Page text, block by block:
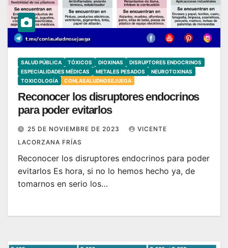
SALUD PÚBLICA TÓXICOS DIOXINAS
DISRUPTORES ENDOCRINOS
ESPECIALIDADES MÉDICAS
METALES PESADOS
NEUROTOXINAS
TOXICOLOGÍA
CONLASALUDNOSEJUEGA
Reconocer los disruptores endocrinos
para poder evitarlos
25 DE NOVIEMBRE DE 2023
VICENTE
LACORZANA FRÍAS
Reconocer los disruptores endocrinos para poder
evitarlos Es hora, si no lo hemos hecho ya, de
tomarnos en serio los…